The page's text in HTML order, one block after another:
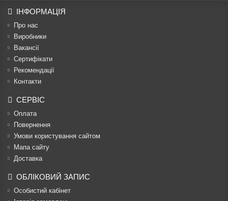
ІНФОРМАЦІЯ
Про нас
Виробники
Вакансії
Сертифікати
Рекомендації
Контакти
СЕРВІС
Оплата
Повернення
Умови користування сайтом
Мапа сайту
Доставка
ОБЛІКОВИЙ ЗАПИС
Особистий кабінет